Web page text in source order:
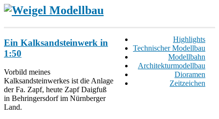
Highlights
Technischer Modellbau
Modellbahn
Architekturmodellbau
Dioramen
Zeitzeichen
Ein Kalksandsteinwerk in
1:50
Vorbild meines
Kalksandsteinwerkes ist die Anlage
der Fa. Zapf, heute Zapf Daigfuß
in Behringersdorf im Nürnberger
Land.